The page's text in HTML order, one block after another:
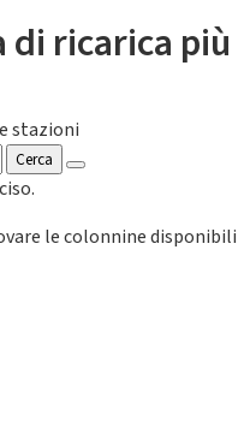
di ricarica più
stazioni
Cerca
le colonnine disponibili